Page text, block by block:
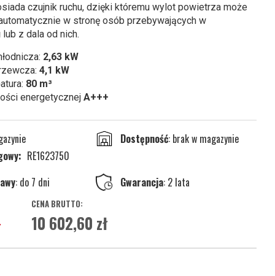
czujnik ruchu, dzięki któremu wylot powietrza może
w stronę osób przebywających w
z dala od nich.
2,63 kW
4,1 kW
80 m³
energetycznej A+++
RE1623750
brak w magazynie
: do 7 dni Gwarancja: 2 lata
10 602,60 zł